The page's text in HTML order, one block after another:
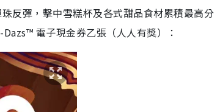
反彈，擊中雪糕杯及各式甜品食材累積最高分
電子現金券乙張（人人有獎） ：